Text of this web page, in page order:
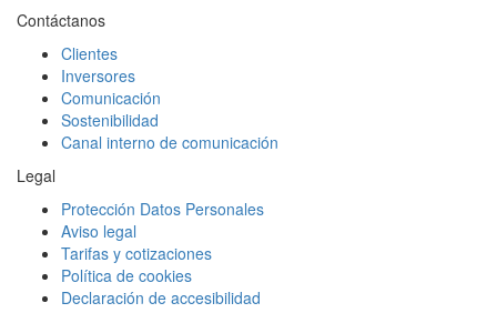
Contáctanos
Clientes
Inversores
Comunicación
Sostenibilidad
Canal interno de comunicación
Legal
Protección Datos Personales
Aviso legal
Tarifas y cotizaciones
Política de cookies
Declaración de accesibilidad